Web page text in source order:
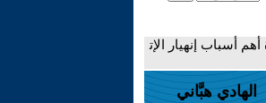
أكتوبر 1917م الخالدة أهم أسباب إنهيار الإت
الهادي هبَّاني